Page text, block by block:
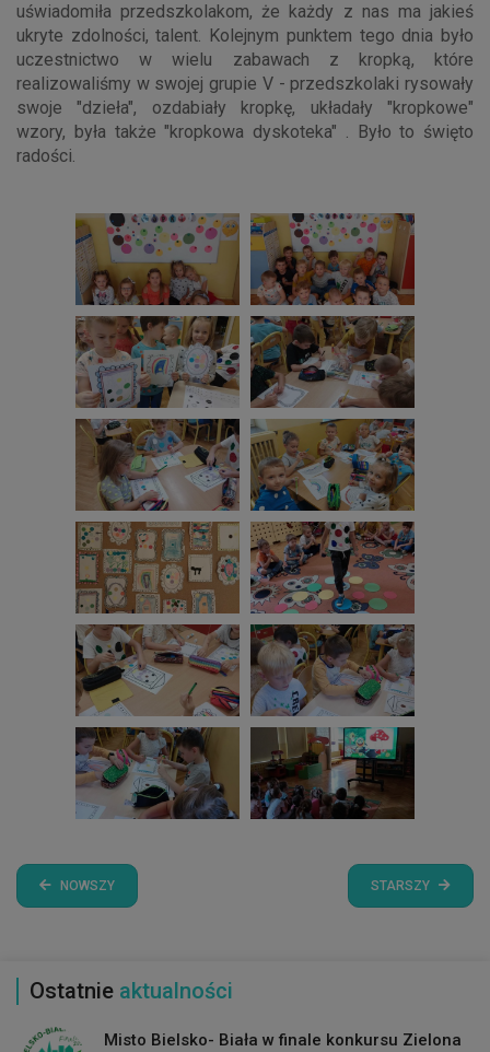
uświadomiła przedszkolakom, że każdy z nas ma jakieś
ukryte zdolności, talent. Kolejnym punktem tego dnia było
uczestnictwo w wielu zabawach z kropką, które
realizowaliśmy w swojej grupie V - przedszkolaki rysowały
swoje "dzieła", ozdabiały kropkę, układały "kropkowe"
wzory, była także "kropkowa dyskoteka" . Było to święto
radości.
NOWSZY STARSZY
Ostatnie aktualności
Misto Bielsko- Biała w finale konkursu Zielona